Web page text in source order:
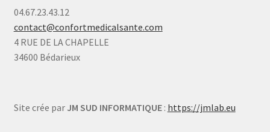
04.67.23.43.12
contact@confortmedicalsante.com
4 RUE DE LA CHAPELLE
34600 Bédarieux
Site crée par JM SUD INFORMATIQUE: https://jmlab.eu